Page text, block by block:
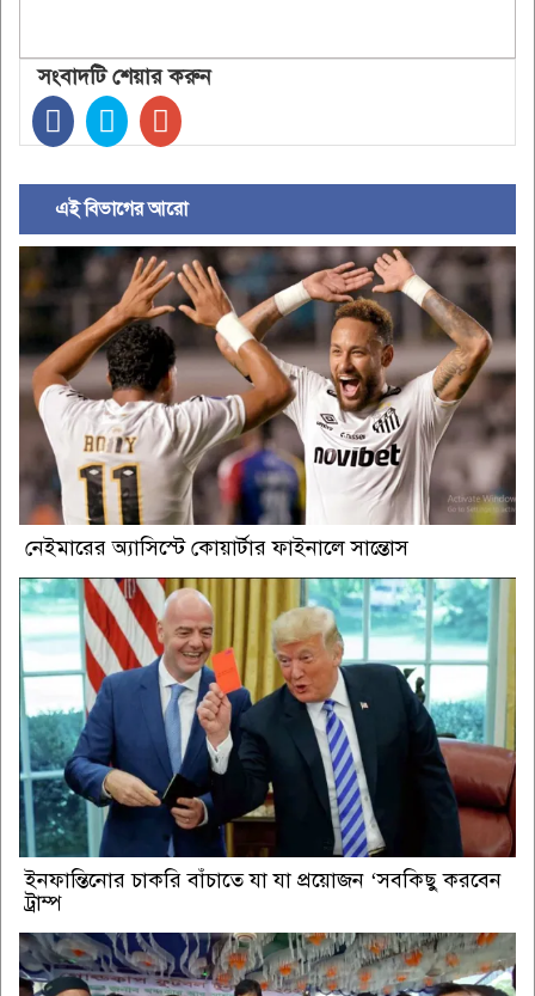
সংবাদটি শেয়ার করুন
এই বিভাগের আরো
নেইমারের অ্যাসিস্টে কোয়ার্টার ফাইনালে সান্তোস
ইনফান্তিনোর চাকরি বাঁচাতে যা যা প্রয়োজন ‘সবকিছু করবেন
ট্রাম্প